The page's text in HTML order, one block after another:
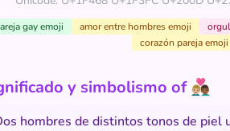
gay emoji amor entre hombres emoji
corazón pareja emoji
y simbolismo of 👨🏼‍❤️‍👨🏾
hombres de distintos tonos de piel